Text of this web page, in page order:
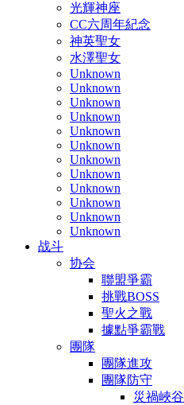
光輝神座
CC六周年紀念
神英聖女
水澤聖女
Unknown
Unknown
Unknown
Unknown
Unknown
Unknown
Unknown
Unknown
Unknown
Unknown
Unknown
Unknown
战斗
协会
聯盟爭霸
挑戰BOSS
聖火之戰
據點爭霸戰
團隊
團隊進攻
團隊防守
災禍峽谷Ⅰ